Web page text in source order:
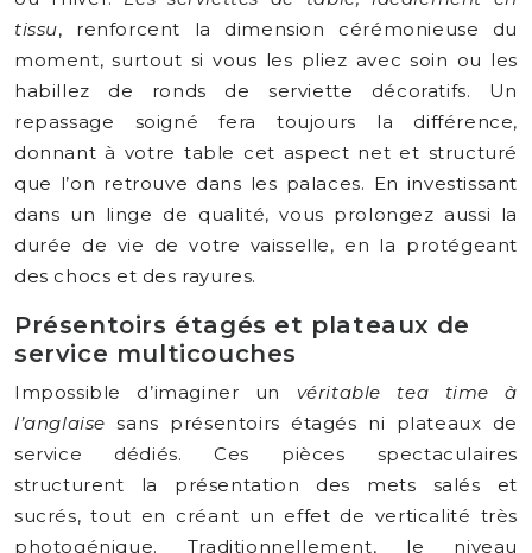
tissu, renforcent la dimension cérémonieuse du
moment, surtout si vous les pliez avec soin ou les
habillez de ronds de serviette décoratifs. Un
repassage soigné fera toujours la différence,
donnant à votre table cet aspect net et structuré
que l’on retrouve dans les palaces. En investissant
dans un linge de qualité, vous prolongez aussi la
durée de vie de votre vaisselle, en la protégeant
des chocs et des rayures.
Présentoirs étagés et plateaux de
service multicouches
Impossible d’imaginer un véritable tea time à
l’anglaise sans présentoirs étagés ni plateaux de
service dédiés. Ces pièces spectaculaires
structurent la présentation des mets salés et
sucrés, tout en créant un effet de verticalité très
photogénique. Traditionnellement, le niveau